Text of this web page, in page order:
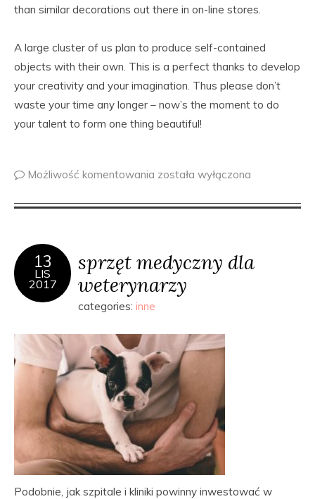
than similar decorations out there in on-line stores.
A large cluster of us plan to produce self-contained
objects with their own. This is a perfect thanks to develop
your creativity and your imagination. Thus please don’t
waste your time any longer – now’s the moment to do
your talent to form one thing beautiful!
Możliwość komentowania została wyłączona
13
LIS
2017
sprzęt medyczny dla
weterynarzy
categories: inne
Podobnie, jak szpitale i kliniki powinny inwestować w